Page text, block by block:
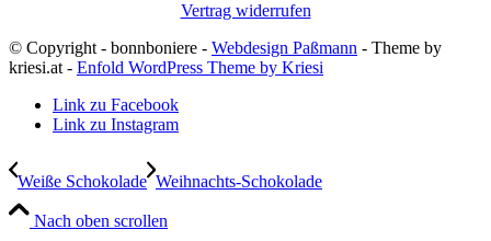
Vertrag widerrufen
© Copyright - bonnboniere - Webdesign Paßmann - Theme by
kriesi.at - Enfold WordPress Theme by Kriesi
Link zu Facebook
Link zu Instagram
Weiße Schokolade Weihnachts-Schokolade
Nach oben scrollen